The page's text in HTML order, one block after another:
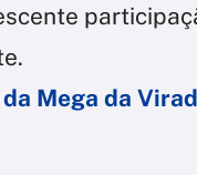
Mega da